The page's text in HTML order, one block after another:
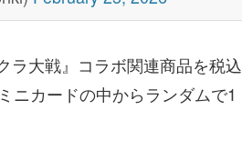
ラ大戦』コラボ関連商品を税込
ニカードの中からランダムで1